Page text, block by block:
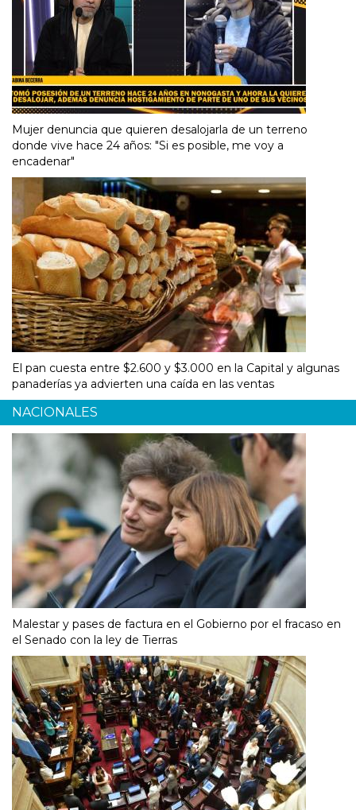
Mujer denuncia que quieren desalojarla de un terreno
donde vive hace 24 años: "Si es posible, me voy a
encadenar"
El pan cuesta entre $2.600 y $3.000 en la Capital y algunas
panaderías ya advierten una caída en las ventas
NACIONALES
Malestar y pases de factura en el Gobierno por el fracaso en
el Senado con la ley de Tierras